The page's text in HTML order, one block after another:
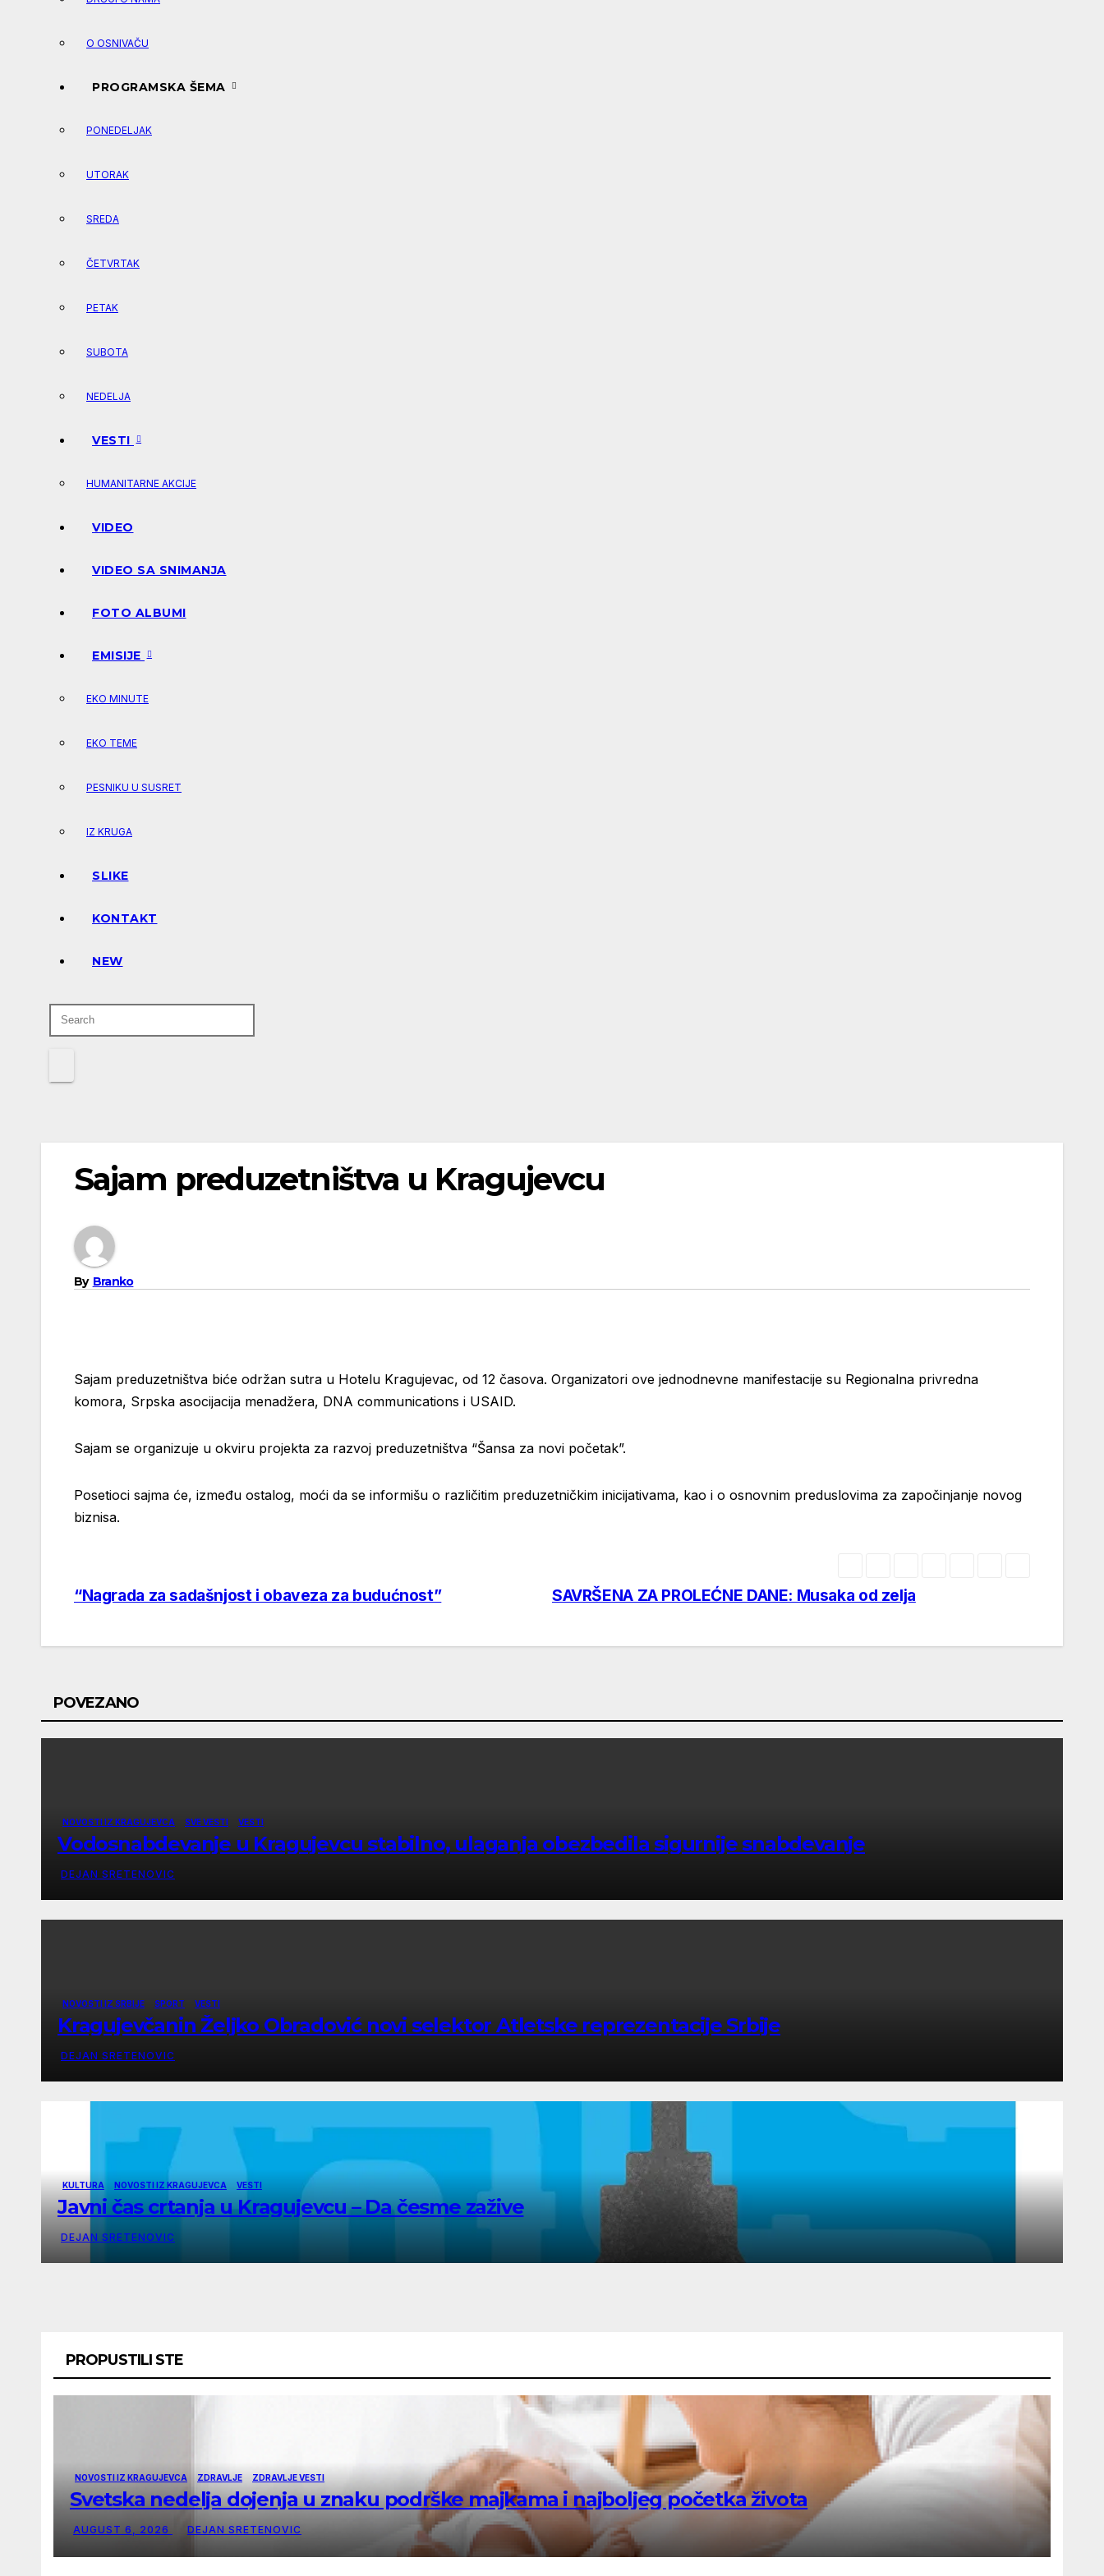
O OSNIVAČU
PROGRAMSKA ŠEMA
PONEDELJAK
UTORAK
SREDA
ČETVRTAK
PETAK
SUBOTA
NEDELJA
VESTI
HUMANITARNE AKCIJE
VIDEO
VIDEO SA SNIMANJA
FOTO ALBUMI
EMISIJE
EKO MINUTE
EKO TEME
PESNIKU U SUSRET
IZ KRUGA
SLIKE
KONTAKT
NEW
Sajam preduzetništva u Kragujevcu
By Branko
Sajam preduzetništva biće održan sutra u Hotelu Kragujevac, od 12 časova. Organizatori ove jednodnevne manifestacije su Regionalna privredna
komora, Srpska asocijacija menadžera, DNA communications i USAID.
Sajam se organizuje u okviru projekta za razvoj preduzetništva “Šansa za novi početak”.
Posetioci sajma će, između ostalog, moći da se informišu o različitim preduzetničkim inicijativama, kao i o osnovnim preduslovima za započinjanje novog
biznisa.
Post
SAVRŠENA ZA PROLEĆNE DANE: Musaka od zelja
“Nagrada za sadašnjost i obaveza za budućnost”
POVEZANO
NOVOSTI IZ KRAGUJEVCA SVE VESTI VESTI
Vodosnabdevanje u Kragujevcu stabilno, ulaganja obezbedila sigurnije snabdevanje
DEJAN SRETENOVIC
NOVOSTI IZ SRBIJE SPORT VESTI
Kragujevčanin Željko Obradović novi selektor Atletske reprezentacije Srbije
DEJAN SRETENOVIC
KULTURA NOVOSTI IZ KRAGUJEVCA VESTI
Javni čas crtanja u Kragujevcu – Da česme zažive
DEJAN SRETENOVIC
PROPUSTILI STE
NOVOSTI IZ KRAGUJEVCA ZDRAVLJE ZDRAVLJE VESTI
Svetska nedelja dojenja u znaku podrške majkama i najboljeg početka života
AUGUST 6, 2026 DEJAN SRETENOVIC